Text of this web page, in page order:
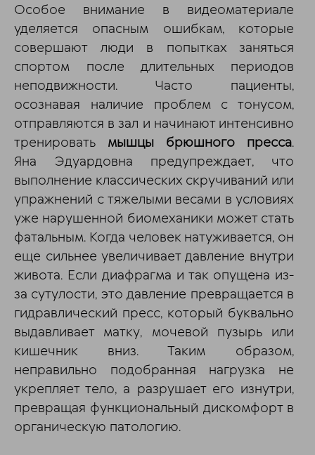
Особое внимание в видеоматериале
уделяется опасным ошибкам, которые
совершают люди в попытках заняться
спортом после длительных периодов
неподвижности. Часто пациенты,
осознавая наличие проблем с тонусом,
отправляются в зал и начинают интенсивно
тренировать мышцы брюшного пресса.
Яна Эдуардовна предупреждает, что
выполнение классических скручиваний или
упражнений с тяжелыми весами в условиях
уже нарушенной биомеханики может стать
фатальным. Когда человек натуживается, он
еще сильнее увеличивает давление внутри
живота. Если диафрагма и так опущена из-
за сутулости, это давление превращается в
гидравлический пресс, который буквально
выдавливает матку, мочевой пузырь или
кишечник вниз. Таким образом,
неправильно подобранная нагрузка не
укрепляет тело, а разрушает его изнутри,
превращая функциональный дискомфорт в
органическую патологию.